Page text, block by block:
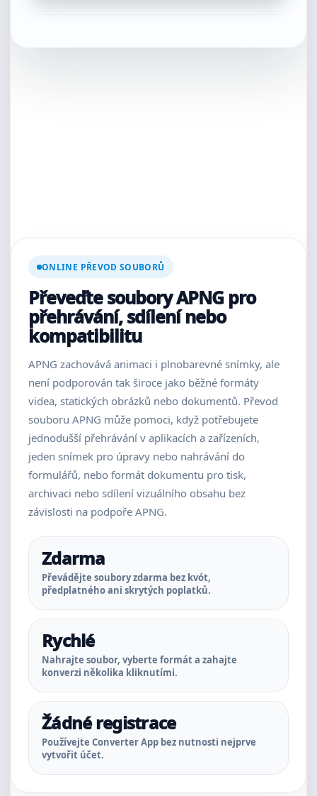
ONLINE PŘEVOD SOUBORŮ
Převeďte soubory APNG pro
přehrávání, sdílení nebo
kompatibilitu
APNG zachovává animaci i plnobarevné snímky, ale
není podporován tak široce jako běžné formáty
videa, statických obrázků nebo dokumentů. Převod
souboru APNG může pomoci, když potřebujete
jednodušší přehrávání v aplikacích a zařízeních,
jeden snímek pro úpravy nebo nahrávání do
formulářů, nebo formát dokumentu pro tisk,
archivaci nebo sdílení vizuálního obsahu bez
závislosti na podpoře APNG.
Zdarma
Převádějte soubory zdarma bez kvót,
předplatného ani skrytých poplatků.
Rychlé
Nahrajte soubor, vyberte formát a zahajte
konverzi několika kliknutími.
Žádné registrace
Používejte Converter App bez nutnosti nejprve
vytvořit účet.